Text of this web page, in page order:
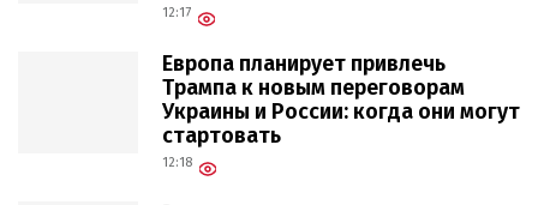
12:17
Европа планирует привлечь
Трампа к новым переговорам
Украины и России: когда они могут
стартовать
12:18